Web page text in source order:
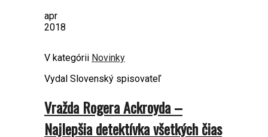
apr
2018
V kategórii Novinky
Vydal Slovenský spisovateľ
Vražda Rogera Ackroyda –
Najlepšia detektívka všetkých čias